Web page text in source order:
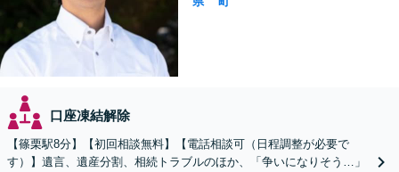
口座凍結解除
【篠栗駅8分】【初回相談無料】【電話相談可（日程調整が必要で
す）】遺言、遺産分割、相続トラブルのほか、「争いになりそう…」